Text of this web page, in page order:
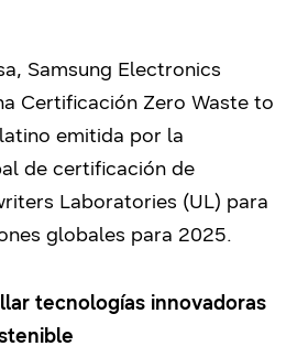
Samsung Electronics
Certificación Zero Waste to
emitida por la
de certificación de
Laboratories (UL) para
globales para 2025.
tecnologías innovadoras